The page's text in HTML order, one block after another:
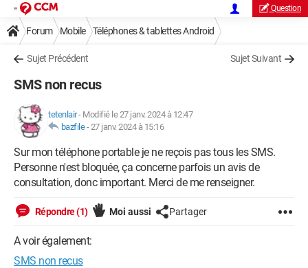
Question
Forum Mobile Téléphones & tablettes Android
Sujet Précédent Sujet Suivant
SMS non recus
tetenlair- Modifié le 27 janv. 2024 à 12:47
bazfile-27 janv. 2024 à 15:16
Sur mon téléphone portable je ne reçois pas tous les SMS.
Personne n'est bloquée, ça concerne parfois un avis de
consultation, donc important. Merci de me renseigner.
Répondre (1) Moi aussi Partager
A voir également:
SMS non recus